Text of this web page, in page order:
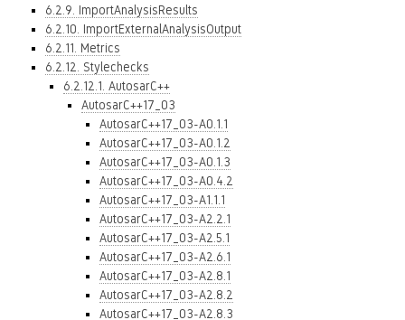
6.2.9. ImportAnalysisResults
6.2.10. ImportExternalAnalysisOutput
6.2.11. Metrics
6.2.12. Stylechecks
6.2.12.1. AutosarC++
AutosarC++17_03
AutosarC++17_03-A0.1.1
AutosarC++17_03-A0.1.2
AutosarC++17_03-A0.1.3
AutosarC++17_03-A0.4.2
AutosarC++17_03-A1.1.1
AutosarC++17_03-A2.2.1
AutosarC++17_03-A2.5.1
AutosarC++17_03-A2.6.1
AutosarC++17_03-A2.8.1
AutosarC++17_03-A2.8.2
AutosarC++17_03-A2.8.3